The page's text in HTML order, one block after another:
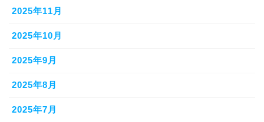
2025年11月
2025年10月
2025年9月
2025年8月
2025年7月